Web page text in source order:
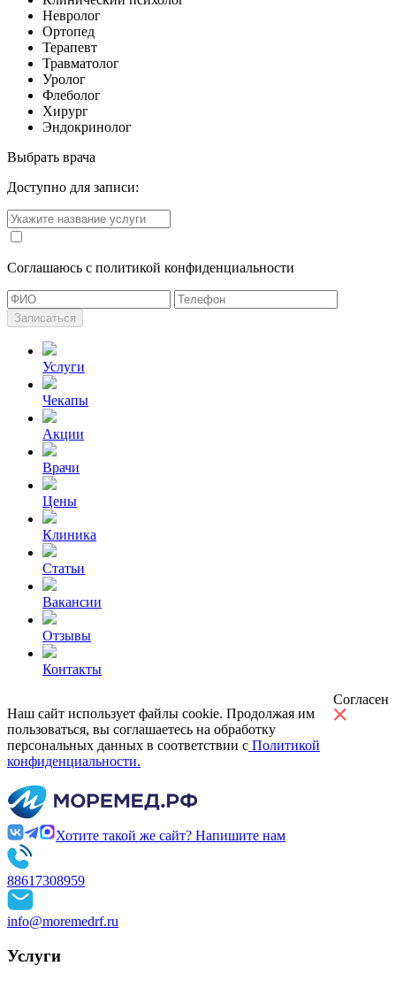
Невролог
Ортопед
Терапевт
Травматолог
Уролог
Флеболог
Хирург
Эндокринолог
Выбрать врача
Доступно для записи:
Cоглашаюсь с политикой конфиденциальности
Записаться
Услуги
Чекапы
Акции
Врачи
Цены
Клиника
Статьи
Вакансии
Отзывы
Контакты
Наш сайт использует файлы cookie. Продолжая им
пользоваться, вы соглашаетесь на обработку
персональных данных в соответствии с Политикой
конфиденциальности.
Согласен
Хотите такой же сайт? Напишите нам
88617308959
info@moremedrf.ru
Услуги